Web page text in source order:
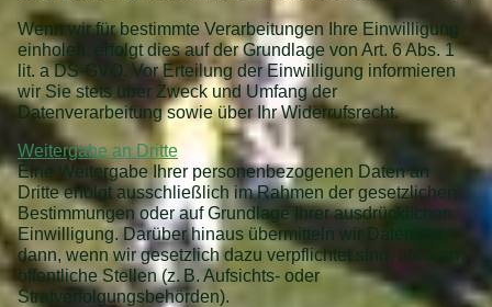
Wenn wir für bestimmte Verarbeitungen Ihre Einwilligung
einholen, erfolgt dies auf der Grundlage von Art. 6 Abs. 1
lit. a DS-GVO. Vor Erteilung der Einwilligung informieren
wir Sie stets über Zweck und Umfang der
Datenverarbeitung sowie über Ihr Widerrufsrecht.
Weitergabe an Dritte
Eine Weitergabe Ihrer personenbezogenen Daten an
Dritte erfolgt ausschließlich im Rahmen der gesetzlichen
Bestimmungen oder auf Grundlage Ihrer ausdrücklichen
Einwilligung. Darüber hinaus übermitteln wir Daten nur
dann, wenn wir gesetzlich dazu verpflichtet sind, etwa an
öffentliche Stellen (z. B. Aufsichts- oder
Strafverfolgungsbehörden).